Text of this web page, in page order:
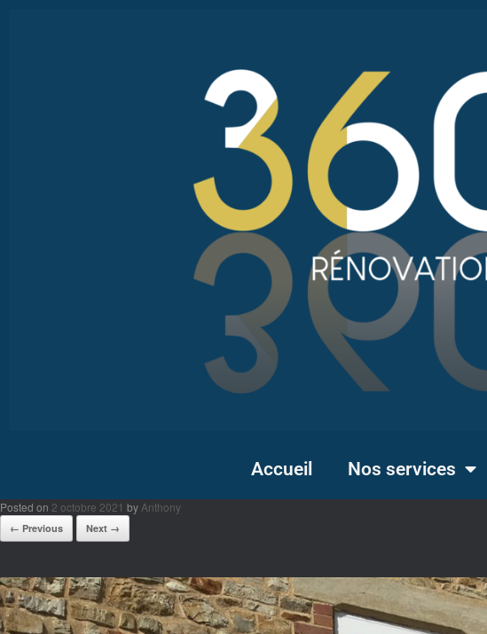
Accueil Nos services
Posted on 2 octobre 2021 by Anthony
← Previous Next →